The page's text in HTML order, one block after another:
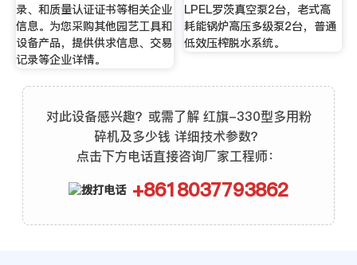
录、和质量认证证书等相关企业
信息。为您采购其他园艺工具和
设备产品，提供供求信息、交易
记录等企业详情。
LPEL罗茨真空泵2台，老式高
耗能锅炉高压多级泵2台，普通
低效压榨脱水系统。
对此设备感兴趣？或需了解 红旗-330型多用粉
碎机及多少钱 详细技术参数？
点击下方电话直接咨询厂家工程师：
+8618037793862